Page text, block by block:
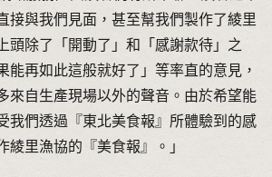
接與我們見面，甚至幫我們製作了綾里
頭除了「開動了」和「感謝款待」之
能再如此這般就好了」等率直的意見，
來自生產現場以外的聲音。由於希望能
我們透過『東北美食報』所體驗到的感
綾里漁協的『美食報』。」